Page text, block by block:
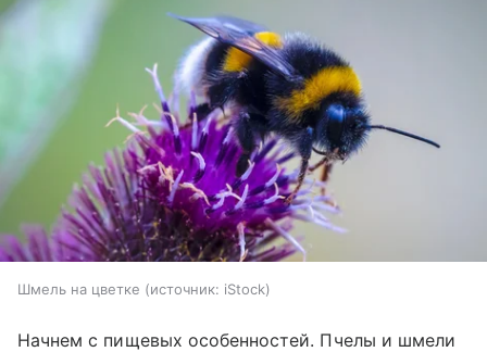
Шмель на цветке источник: iStock
Начнем с пищевых особенностей. Пчелы и шмели